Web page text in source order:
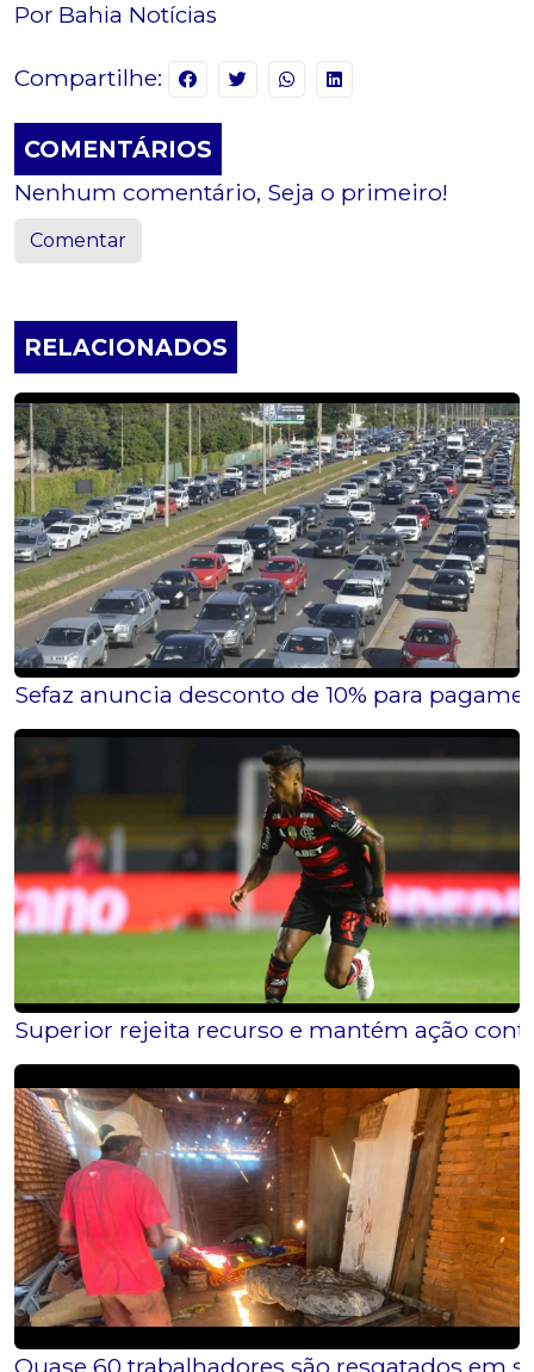
Por Bahia Notícias
Compartilhe:
COMENTÁRIOS
Nenhum comentário, Seja o primeiro!
Comentar
RELACIONADOS
Sefaz anuncia desconto de 10% para
Superior rejeita recurso e mantém ação
Quase 60 trabalhadores são resgatados em